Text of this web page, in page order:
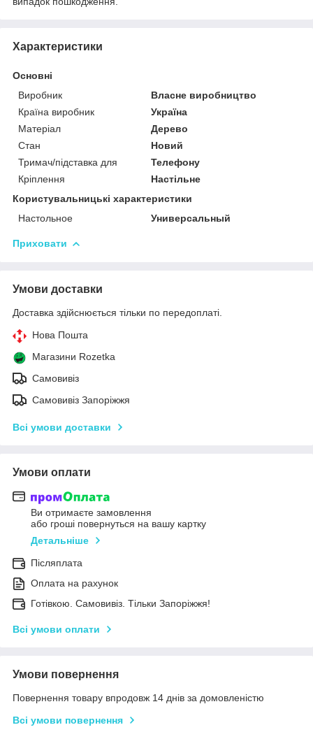
Характеристики
Основні
Виробник
Власне виробництво
Країна виробник
Україна
Матеріал
Дерево
Стан
Новий
Тримач/підставка для
Телефону
Кріплення
Настільне
Користувальницькі характеристики
Настольное
Универсальный
Приховати
Умови доставки
Доставка здійснюється тільки по передоплаті.
Нова Пошта
Магазини Rozetka
Самовивіз
Самовивіз Запоріжжя
Всі умови доставки
Умови оплати
Ви отримаєте замовлення
або гроші повернуться на вашу картку
Детальніше
Післяплата
Оплата на рахунок
Готівкою. Самовивіз. Тільки Запоріжжя!
Всі умови оплати
Умови повернення
Повернення товару впродовж 14 днів за домовленістю
Всі умови повернення